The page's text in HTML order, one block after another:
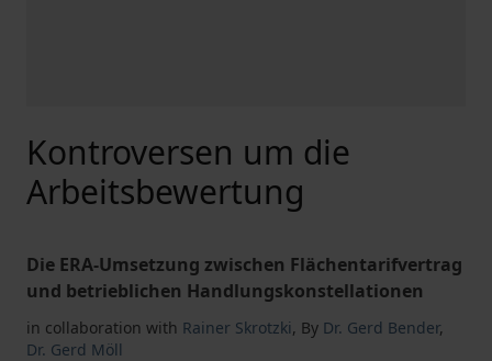
Kontroversen um die
Arbeitsbewertung
Die ERA-Umsetzung zwischen Flächentarifvertrag
und betrieblichen Handlungskonstellationen
in collaboration with Rainer Skrotzki, By Dr. Gerd Bender,
Dr. Gerd Möll